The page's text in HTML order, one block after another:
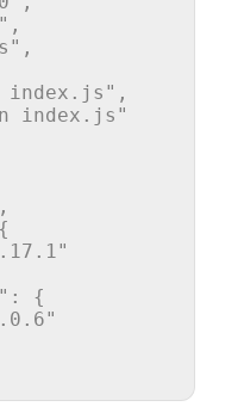
,
,
index.js" ,
index.js"
,
{
:
{